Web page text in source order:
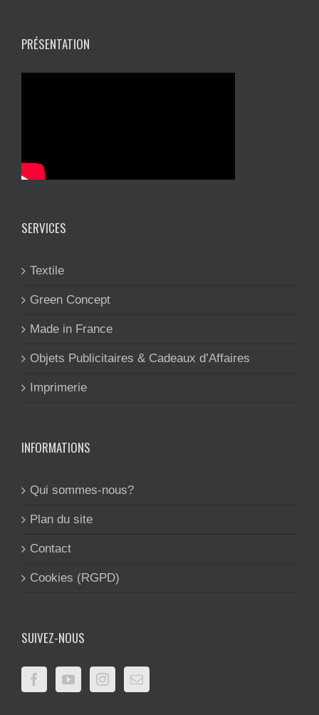
PRÉSENTATION
SERVICES
Textile
Green Concept
Made in France
Objets Publicitaires & Cadeaux d’Affaires
Imprimerie
INFORMATIONS
Qui sommes-nous?
Plan du site
Contact
Cookies (RGPD)
SUIVEZ-NOUS